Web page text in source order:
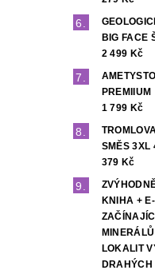
BIG FACE
2 499 Kč
PREMIIUM
1 799 Kč
SMĚS 3XL
379 Kč
KNIHA +
LOKALIT